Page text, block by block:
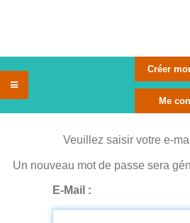
Veuillez saisir votre e-
Un nouveau mot de passe sera
E-Mail :